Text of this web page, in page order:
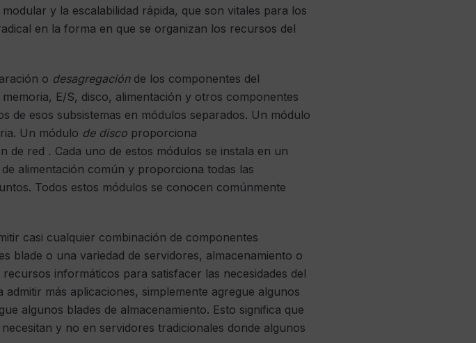
y la escalabilidad rápida, que son vitales para los
en la forma en que se organizan los recursos del
o desagregaciónde los componentes del
E/S, disco, alimentación y otros componentes
de esos subsistemas en módulos separados. Un módulo
Un módulo de disco proporciona
de red . Cada uno de estos módulos se instala en un
alimentación común y proporciona todas las
Todos estos módulos se conocen comúnmente
casi cualquier combinación de componentes
blade o una variedad de servidores, almacenamiento o
informáticos para satisfacer las necesidades del
más aplicaciones, simplemente agregue algunos
algunos blades de almacenamiento. Esto significa que
y no en servidores tradicionales donde algunos